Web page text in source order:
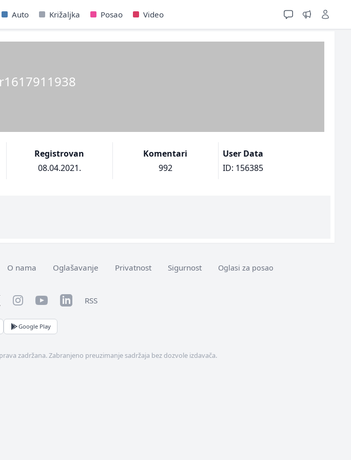
Auto Križaljka Posao Video
Registrovan
08.04.2021.
Komentari
992
User Data
ID: 156385
O nama Oglašavanje Privatnost Sigurnost Oglasi za posao
InstagramYouTubeLinkedInRSS
Google Play
zadržana. Zabranjeno preuzimanje sadržaja bez dozvole izdavača.